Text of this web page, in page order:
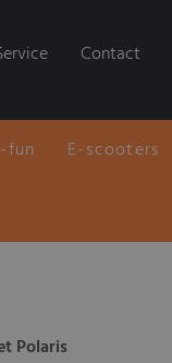
Contact
fun E-scooters
Polaris